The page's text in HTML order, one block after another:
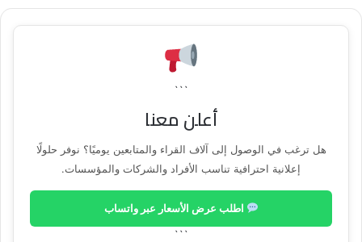
```
أعلن معنا
هل ترغب في الوصول إلى آلاف القراء والمتابعين يوميًا؟ نوفر حلولًا
إعلانية احترافية تناسب الأفراد والشركات والمؤسسات.
اطلب عرض الأسعار عبر واتساب
```